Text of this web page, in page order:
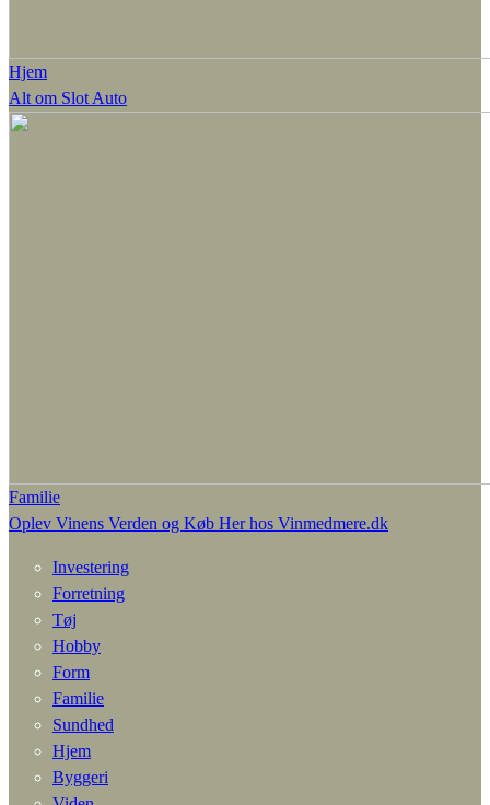
Hjem
Alt om Slot Auto
Familie
Oplev Vinens Verden og Køb Her hos Vinmedmere.dk
Investering
Forretning
Tøj
Hobby
Form
Familie
Sundhed
Hjem
Byggeri